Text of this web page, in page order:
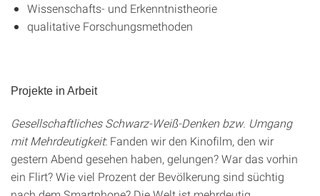
Wissenschafts- und Erkenntnistheorie
qualitative Forschungsmethoden
Projekte in Arbeit
Gesellschaftliches Schwarz-Weiß-Denken bzw. Umgang
mit Mehrdeutigkeit: Fanden wir den Kinofilm, den wir
gestern Abend gesehen haben, gelungen? War das vorhin
ein Flirt? Wie viel Prozent der Bevölkerung sind süchtig